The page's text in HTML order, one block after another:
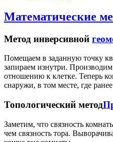
Математические
Метод инверсивной
Помещаем в заданную точку
запираем изнутри.
отношению к клетке. Теперь
снаружи, в том месте, где
Топологический метод
Заметим, что связность
чем связность тора.